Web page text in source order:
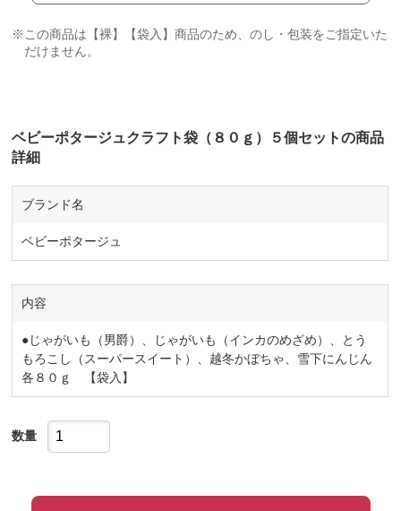
※この商品は【裸】【袋入】商品のため、のし・包装をご指定いた
だけません。
ベビーポタージュクラフト袋（８０ｇ）５個セットの商品
詳細
ブランド名
ベビーポタージュ
内容
●じゃがいも（男爵）、じゃがいも（インカのめざめ）、とう
もろこし（スーパースイート）、越冬かぼちゃ、雪下にんじん
各８０ｇ 【袋入】
数量